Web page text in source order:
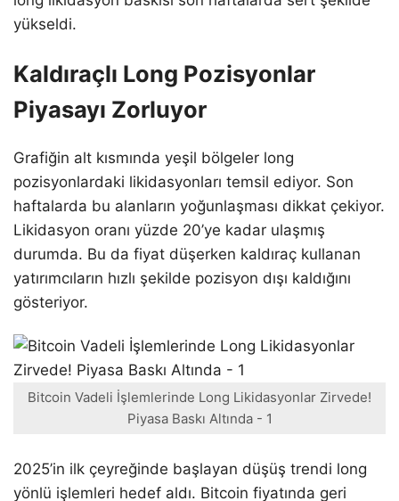
yükseldi.
Kaldıraçlı Long Pozisyonlar
Piyasayı Zorluyor
Grafiğin alt kısmında yeşil bölgeler long
pozisyonlardaki likidasyonları temsil ediyor. Son
haftalarda bu alanların yoğunlaşması dikkat çekiyor.
Likidasyon oranı yüzde 20’ye kadar ulaşmış
durumda. Bu da fiyat düşerken kaldıraç kullanan
yatırımcıların hızlı şekilde pozisyon dışı kaldığını
gösteriyor.
Bitcoin Vadeli İşlemlerinde Long Likidasyonlar Zirvede!
Piyasa Baskı Altında - 1
2025’in ilk çeyreğinde başlayan düşüş trendi long
yönlü işlemleri hedef aldı. Bitcoin fiyatında geri